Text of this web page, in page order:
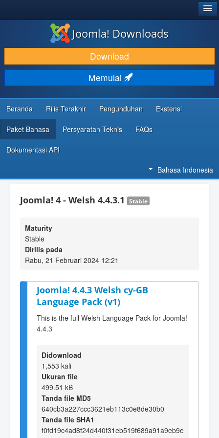
DOWNLOAD & KEMBANGKAN
TEMUKAN & PELAJARI
DUKUNGAN & KOMUNITAS
REFERENSI DEVELOPER
Joomla! Downloads
Download
Memulai
Beranda Rilis Terakhir Pengunduhan Ekstensi
Paket Bahasa Persyaratan Teknis FAQs
Dokumentasi API
Bahasa Indonesia
Joomla! 4 - Welsh 4.4.3.1 Stable
Maturity
Stable
Dirilis pada
Rabu, 21 Februari 2024 12:21
Joomla! 4.4.3 Welsh cy-GB
Language Pack (v1)
This is the full Welsh Language Pack for Joomla!
4.4.3
Didownload
1,553 kali
Ukuran file
499.51 kB
Tanda file MD5
640cb3a227ccc3621eb113c0e8de30b0
Tanda file SHA1
f0fd19c4ad8f24d440f31eb519f689a91a9eb9e